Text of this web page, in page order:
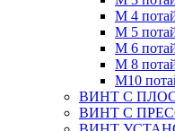
М 4
М 5
М 6
М 8
М10
ВИНТ С
ВИНТ С